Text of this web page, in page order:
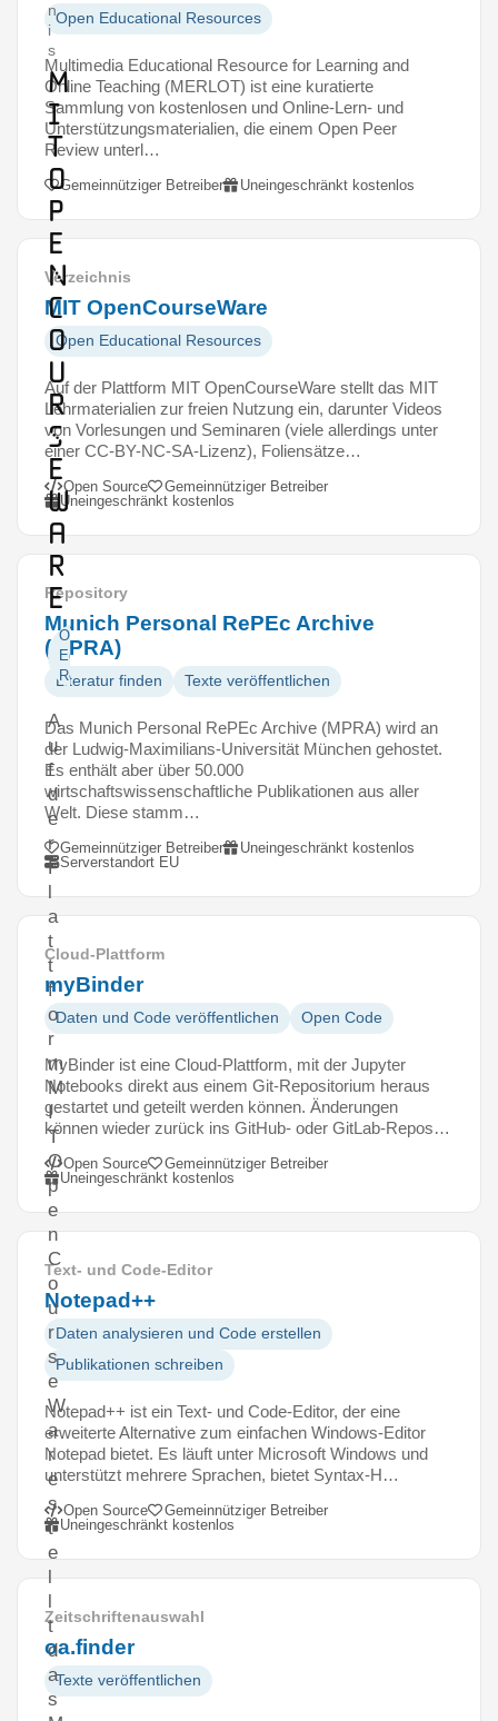
n
i
s
M
I
T
O
p
e
n
C
o
u
r
s
e
W
a
r
e
Open
Educational
Resources
A
u
f
d
e
r
P
l
a
t
t
f
o
r
m
M
I
T
O
p
e
n
C
o
u
r
s
e
W
a
r
e
s
t
e
l
l
t
d
a
s
Open Educational Resources
Multimedia Educational Resource for Learning and
Online Teaching (MERLOT) ist eine kuratierte
Sammlung von kostenlosen und Online-Lern- und
Unterstützungsmaterialien, die einem Open Peer
Review unterl…
Gemeinnütziger Betreiber Uneingeschränkt kostenlos
Verzeichnis
MIT OpenCourseWare
Open Educational Resources
Auf der Plattform MIT OpenCourseWare stellt das MIT
Lehrmaterialien zur freien Nutzung ein, darunter Videos
von Vorlesungen und Seminaren (viele allerdings unter
einer CC-BY-NC-SA-Lizenz), Foliensätze…
Open Source
Gemeinnütziger Betreiber
Uneingeschränkt kostenlos
Repository
Munich Personal RePEc Archive
(MPRA)
Literatur finden Texte veröffentlichen
Das Munich Personal RePEc Archive (MPRA) wird an
der Ludwig-Maximilians-Universität München gehostet.
Es enthält aber über 50.000
wirtschaftswissenschaftliche Publikationen aus aller
Welt. Diese stamm…
Gemeinnütziger Betreiber
Uneingeschränkt kostenlos
Serverstandort EU
Cloud-Plattform
myBinder
Daten und Code veröffentlichen Open Code
MyBinder ist eine Cloud-Plattform, mit der Jupyter
Notebooks direkt aus einem Git-Repositorium heraus
gestartet und geteilt werden können. Änderungen
können wieder zurück ins GitHub- oder GitLab-Repos…
Open Source
Gemeinnütziger Betreiber
Uneingeschränkt kostenlos
Text- und Code-Editor
Notepad++
Daten analysieren und Code erstellen
Publikationen schreiben
Notepad++ ist ein Text- und Code-Editor, der eine
erweiterte Alternative zum einfachen Windows-Editor
Notepad bietet. Es läuft unter Microsoft Windows und
unterstützt mehrere Sprachen, bietet Syntax-H…
Open Source
Gemeinnütziger Betreiber
Uneingeschränkt kostenlos
Zeitschriftenauswahl
oa.finder
Texte veröffentlichen